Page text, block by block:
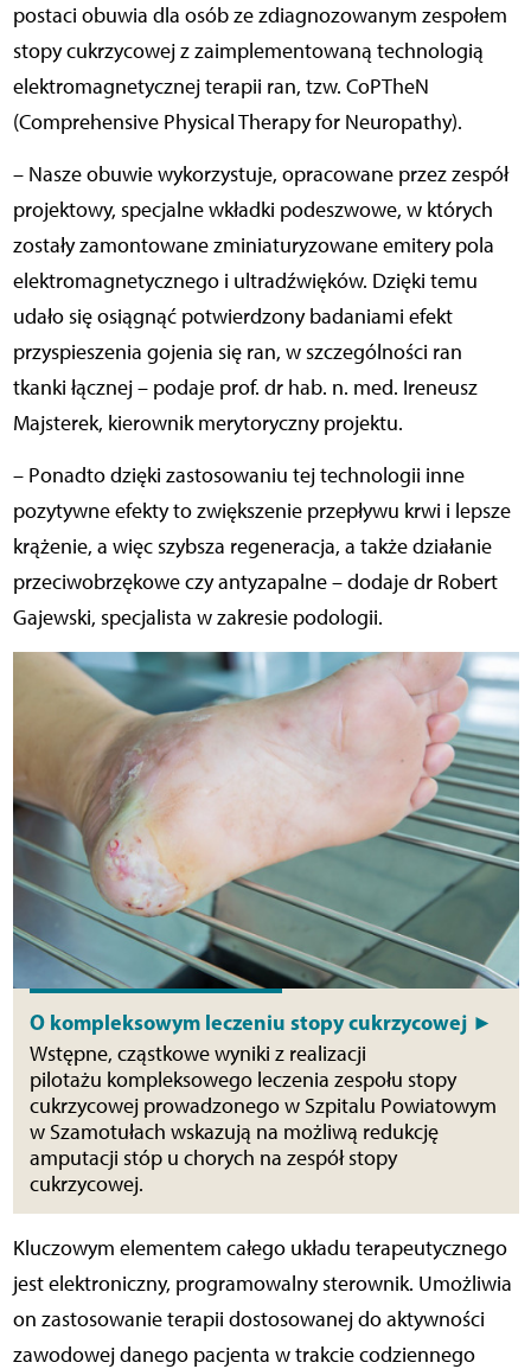
postaci obuwia dla osób ze zdiagnozowanym zespołem
stopy cukrzycowej z zaimplementowaną technologią
elektromagnetycznej terapii ran, tzw. CoPTheN
(Comprehensive Physical Therapy for Neuropathy).
– Nasze obuwie wykorzystuje, opracowane przez zespół
projektowy, specjalne wkładki podeszwowe, w których
zostały zamontowane zminiaturyzowane emitery pola
elektromagnetycznego i ultradźwięków. Dzięki temu
udało się osiągnąć potwierdzony badaniami efekt
przyspieszenia gojenia się ran, w szczególności ran
tkanki łącznej – podaje prof. dr hab. n. med. Ireneusz
Majsterek, kierownik merytoryczny projektu.
– Ponadto dzięki zastosowaniu tej technologii inne
pozytywne efekty to zwiększenie przepływu krwi i lepsze
krążenie, a więc szybsza regeneracja, a także działanie
przeciwobrzękowe czy antyzapalne – dodaje dr Robert
Gajewski, specjalista w zakresie podologii.
O kompleksowym leczeniu stopy cukrzycowej ►
Wstępne, cząstkowe wyniki z realizacji
pilotażu kompleksowego leczenia zespołu stopy
cukrzycowej prowadzonego w Szpitalu Powiatowym
w Szamotułach wskazują na możliwą redukcję
amputacji stóp u chorych na zespół stopy
cukrzycowej.
Kluczowym elementem całego układu terapeutycznego
jest elektroniczny, programowalny sterownik. Umożliwia
on zastosowanie terapii dostosowanej do aktywności
zawodowej danego pacjenta w trakcie codziennego